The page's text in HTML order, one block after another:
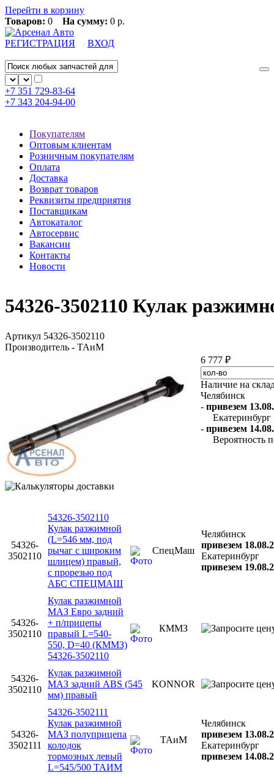
Перейти в корзину
Товаров: 0 На сумму: 0 р.
РЕГИСТРАЦИЯ ВХОД
+7 351 729-83-64
+7 343 204-94-00
Покупателям
Оптовым клиентам
Розничным покупателям
Оплата
Доставка
Возврат товаров
Реквизиты предприятия
Поставщикам
Автокаталог
Автосервис
Вакансии
Контакты
Новости
54326-3502110 Кулак
Артикул 54326-3502110
Производитель - ТАиМ
6 777 ₽
Наличие на
Челябинск
- привезем
Екатеринбург
- привезем
Вероятность
54326-
3502110
54326-3502110
Кулак разжимной
(L=546 мм, под
рычаг с широким
шлицем) правый,
с прорезью под
АБС СПЕЦМАШ
СпецМаш
Челябинск
привезем
Екатеринбург
привезем
54326-
3502110
Кулак разжимной
МАЗ Евро задний
+ п/прицепы
правый L=540-
550, D=40 (КММЗ)
54326-3502110
КММЗ
54326-
3502110
Кулак разжимной
МАЗ задний АВS (545
мм) правый
KONNOR
54326-
3502111
54326-3502111
Кулак разжимной
МАЗ полуприцепа
колодок
тормозных левый
L=545/500 ТАИМ
ТАиМ
Челябинск
привезем
Екатеринбург
привезем